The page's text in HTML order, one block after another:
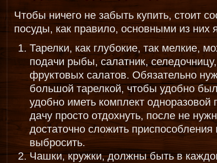
Чтобы ничего не забыть купить, стоит
посуды, как правило, основными из них
Тарелки, как глубокие, так мелкие,
подачи рыбы, салатник,
фруктовых салатов. Обязательно
большой тарелкой, чтобы удобно
удобно иметь комплект
дачу просто отдохнуть, после не
достаточно сложить
выбросить.
Чашки, кружки, должны быть в